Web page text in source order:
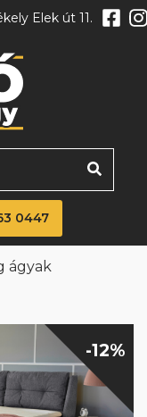
Elek út 11.
0447
ágyak
-12%